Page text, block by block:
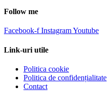
Follow me
Facebook-f InstagramYoutube
Link-uri utile
Politica cookie
Politica de confidențialitate
Contact